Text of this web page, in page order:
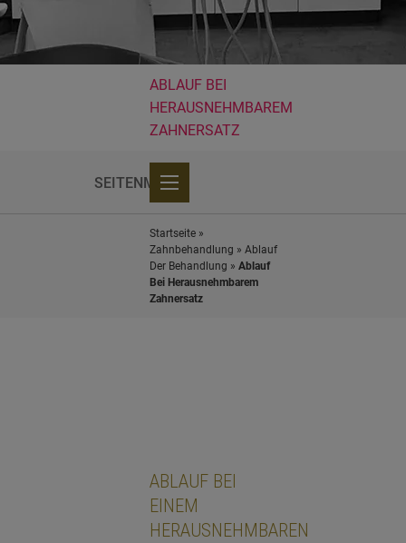
ABLAUF BEI
HERAUSNEHMBAREM
ZAHNERSATZ
Startseite »
Zahnbehandlung »Ablauf
Der Behandlung »Ablauf
Bei Herausnehmbarem
Zahnersatz
ABLAUF BEI
EINEM
HERAUSNEHMBAREN
SEITENMENÜ